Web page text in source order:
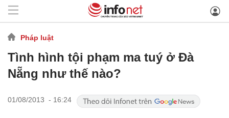
Pháp luật
Tình hình tội phạm ma tuý ở Đà
Nẵng như thế nào?
01/08/2013 - 16:24